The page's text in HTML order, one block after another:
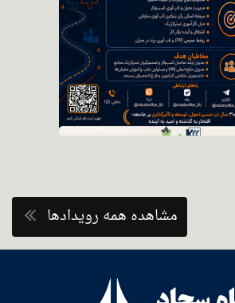
مشاهده همه رویدادها